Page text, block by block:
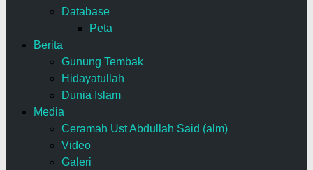
Database
Peta
Berita
Gunung Tembak
Hidayatullah
Dunia Islam
Media
Ceramah Ust Abdullah Said (alm)
Video
Galeri